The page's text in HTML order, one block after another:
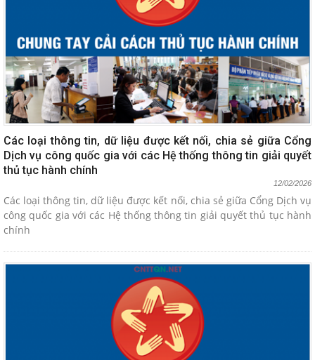
Các loại thông tin, dữ liệu được kết nối, chia sẻ giữa Cổng
Dịch vụ công quốc gia với các Hệ thống thông tin giải quyết
thủ tục hành chính
12/02/2026
Các loại thông tin, dữ liệu được kết nối, chia sẻ giữa Cổng Dịch vụ
công quốc gia với các Hệ thống thông tin giải quyết thủ tục hành
chính